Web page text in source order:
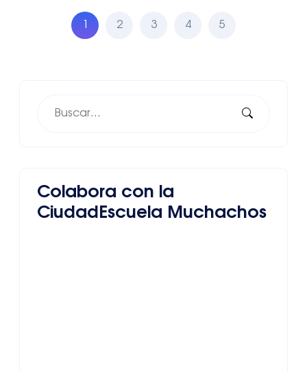
2 3 4 5
Colabora con la
CiudadEscuela Muchachos